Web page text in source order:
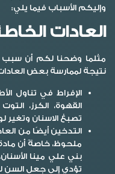
وإليكم الأسباب فيما يلي:
العادات
مثلما وضحنا لكم أن سبب
نتيجة لممارسة بعض
الإفراط في تناول
القهوة، الكرز،
تصبغ الاسنان وتغير
التدخين أيضًا من
ملحوظ، خاصةً أن
بني علي مينا
تؤدي إلى جعل السن